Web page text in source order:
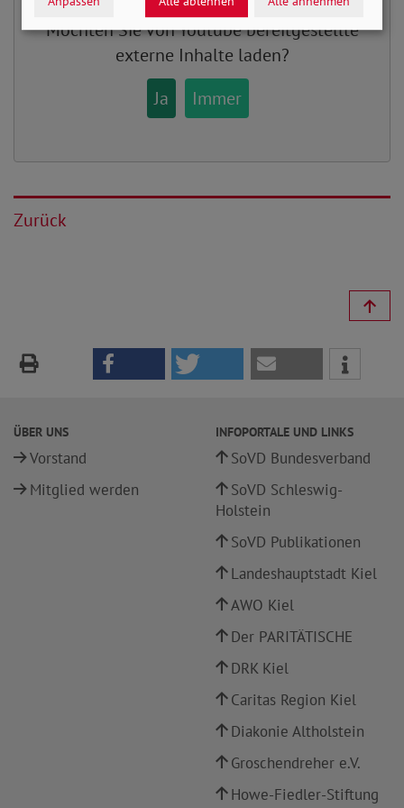
Möchten Sie vonYoutubebereitgestellte
externe Inhalte laden?
Ja
Immer
Zurück
ÜBER UNS
Vorstand
Mitglied werden
INFOPORTALE UND LINKS
SoVD Bundesverband
SoVD Schleswig-
Holstein
SoVD Publikationen
Landeshauptstadt Kiel
AWO Kiel
Der PARITÄTISCHE
DRK Kiel
Caritas Region Kiel
Diakonie Altholstein
Groschendreher e.V.
Howe-Fiedler-Stiftung